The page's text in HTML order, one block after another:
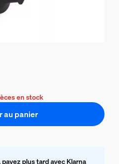
en stock
au panier
plus tard avec Klarna